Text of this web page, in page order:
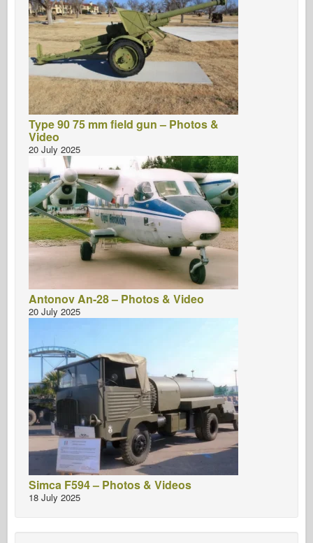
Type 90 75 mm field gun – Photos &
Video
20 July 2025
Antonov An-28 – Photos & Video
20 July 2025
Simca F594 – Photos & Videos
18 July 2025